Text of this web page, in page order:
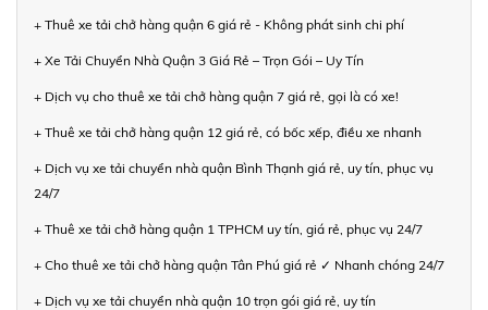
+ Thuê xe tải chở hàng quận 6 giá rẻ - Không phát sinh chi phí
+ Xe Tải Chuyển Nhà Quận 3 Giá Rẻ – Trọn Gói – Uy Tín
+ Dịch vụ cho thuê xe tải chở hàng quận 7 giá rẻ, gọi là có xe!
+ Thuê xe tải chở hàng quận 12 giá rẻ, có bốc xếp, điều xe nhanh
+ Dịch vụ xe tải chuyển nhà quận Bình Thạnh giá rẻ, uy tín, phục vụ
24/7
+ Thuê xe tải chở hàng quận 1 TPHCM uy tín, giá rẻ, phục vụ 24/7
+ Cho thuê xe tải chở hàng quận Tân Phú giá rẻ ✓ Nhanh chóng 24/7
+ Dịch vụ xe tải chuyển nhà quận 10 trọn gói giá rẻ, uy tín